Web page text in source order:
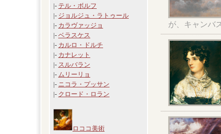
|- テル・ボルフ
|- ジョルジュ・ラトゥール
|- カラヴァッジョ
|- ベラスケス
|- カルロ・ドルチ
|- カナレット
|- スルバラン
|- ムリーリョ
|- ニコラ・プッサン
|- クロード・ロラン
ロココ美術
が、キャンバ